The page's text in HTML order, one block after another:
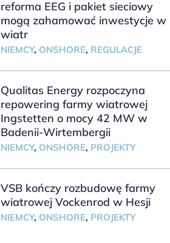
reforma EEG i pakiet sieciowy
mogą zahamować inwestycje w
wiatr
NIEMCY, ONSHORE, REGULACJE
Qualitas Energy rozpoczyna
repowering farmy wiatrowej
Ingstetten o mocy 42 MW w
Badenii-Wirtembergii
NIEMCY, ONSHORE, PROJEKTY
VSB kończy rozbudowę farmy
wiatrowej Vockenrod w Hesji
NIEMCY, ONSHORE, PROJEKTY